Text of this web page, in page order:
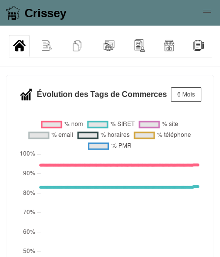
Crissey
Évolution des Tags de Commerces 6 Mois